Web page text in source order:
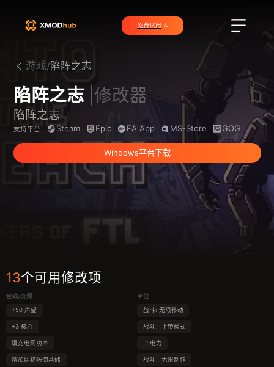
免费试用
游戏/陷阵之志
陷阵之志 |修改器
陷阵之志
支持平台： Steam Epic EA App MS-Store GOG
Windows平台下载
13个可用修改项
金钱/资源
+50 声望
+3 核心
填充电网功率
增加网格防御基础
单位
战斗: 无限移动
战斗：上帝模式
-1 电力
战斗：无限动作